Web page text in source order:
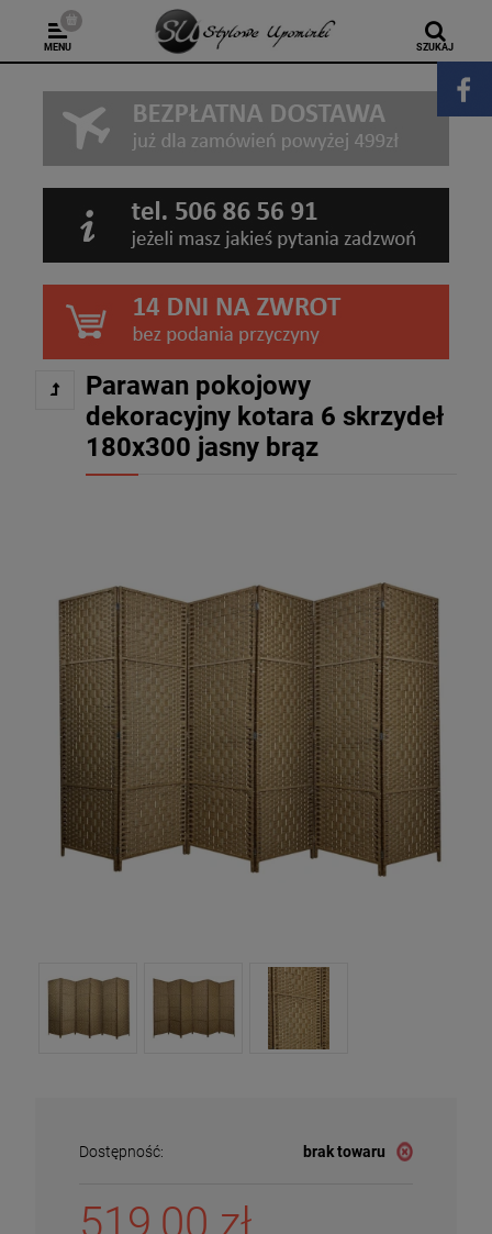
MENU SZUKAJ
Parawan pokojowy
dekoracyjny kotara 6 skrzydeł
180x300 jasny brąz
Dostępność: brak towaru
519,00 zł